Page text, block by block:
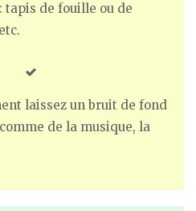
tapis de fouille ou de
laissez un bruit de fond
de la musique, la